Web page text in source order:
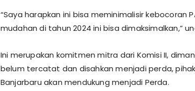
“Saya harapkan ini bisa meminimalisir kebocoran
mudahan di tahun 2024 ini bisa dimaksimalkan,”
Ini merupakan komitmen mitra dari Komisi II,
belum tercatat dan disahkan menjadi perda, pihak
Banjarbaru akan mendukung menjadi Perda.